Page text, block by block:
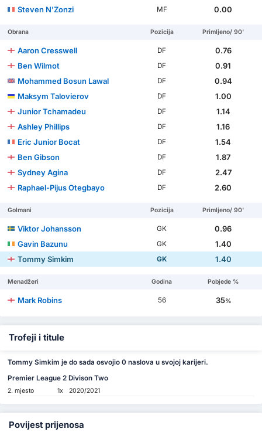
Steven N'Zonzi
MF 0.00
Obrana Pozicija Primljeno/ 90'
Aaron Cresswell DF
0.76
Ben Wilmot
DF
0.91
Mohammed Bosun Lawal
DF
0.94
Maksym Talovierov
DF
1.00
Junior Tchamadeu
DF
1.14
Ashley Phillips
DF
1.16
Eric Junior Bocat
DF
1.54
Ben Gibson
DF
1.87
Sydney Agina
DF
2.47
Raphael-Pijus Otegbayo
DF 2.60
Golmani Pozicija Primljeno/ 90'
Viktor Johansson GK
0.96
Gavin Bazunu
GK
1.40
Tommy Simkim
GK 1.40
Menadžeri Godina Pobjede %
Mark Robins 56 35%
Trofeji i titule
Tommy Simkim je do sada osvojio 0 naslova u svojoj karijeri.
Premier League 2 Divison Two
2. mjesto 1x 2020/2021
Povijest prijenosa